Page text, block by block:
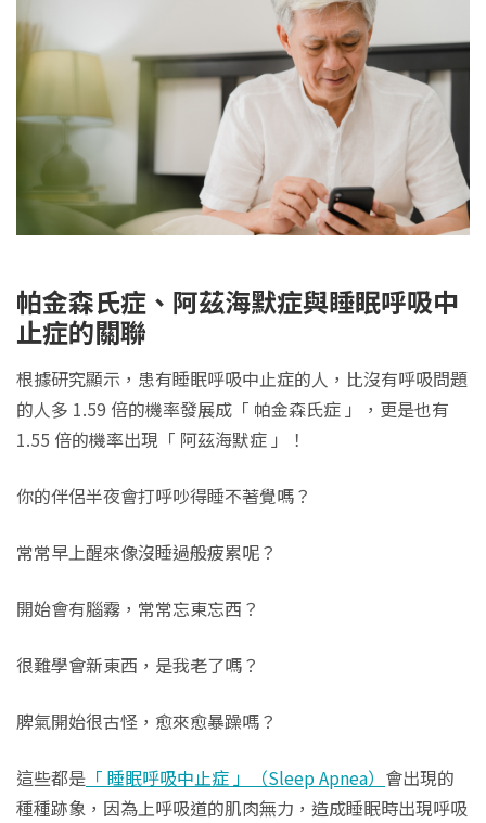
帕金森氏症、阿茲海默症與睡眠呼吸中
止症的關聯
根據研究顯示，患有睡眠呼吸中止症的人，比沒有呼吸問題
的人多 1.59 倍的機率發展成「 帕金森氏症 」，更是也有
1.55 倍的機率出現「 阿茲海默症 」！
你的伴侶半夜會打呼吵得睡不著覺嗎？
常常早上醒來像沒睡過般疲累呢？
開始會有腦霧，常常忘東忘西？
很難學會新東西，是我老了嗎？
脾氣開始很古怪，愈來愈暴躁嗎？
這些都是 「 睡眠呼吸中止症 」（Sleep Apnea） 會出現的
種種跡象，因為上呼吸道的肌肉無力，造成睡眠時出現呼吸